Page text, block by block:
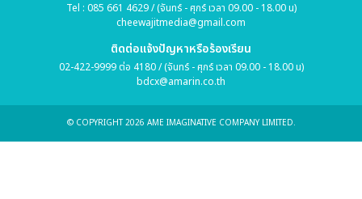
Tel : 085 661 4629 / (จันทร์ - ศุกร์ เวลา 09.00 - 18.00 น)
cheewajitmedia@gmail.com
ติดต่อแจ้งปัญหาหรือร้องเรียน
02-422-9999 ต่อ 4180 / (จันทร์ - ศุกร์ เวลา 09.00 - 18.00 น)
bdcx@amarin.co.th
© COPYRIGHT 2026 AME IMAGINATIVE COMPANY LIMITED.